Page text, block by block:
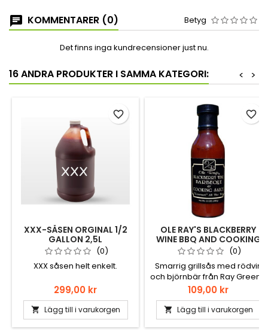
KOMMENTARER (0) Betyg
Det finns inga kundrecensioner just nu.
16 ANDRA PRODUKTER I SAMMA KATEGORI: >
<
XXX-SÅSEN ORGINAL 1/2
GALLON 2,5L
(0)
XXX såsen helt enkelt.
Pris
299,00 kr
 Lägg till i varukorgen
favorite_border
OLE RAY'S BLACKBERRY
WINE BBQ AND COOKING
SAUCE 373GR
(0)
Smarrig grillsås med rödvin
och björnbär från Ray Greene
A.K.A OleRay.
Pris
109,00 kr
 Lägg till i varukorgen
favorite_border